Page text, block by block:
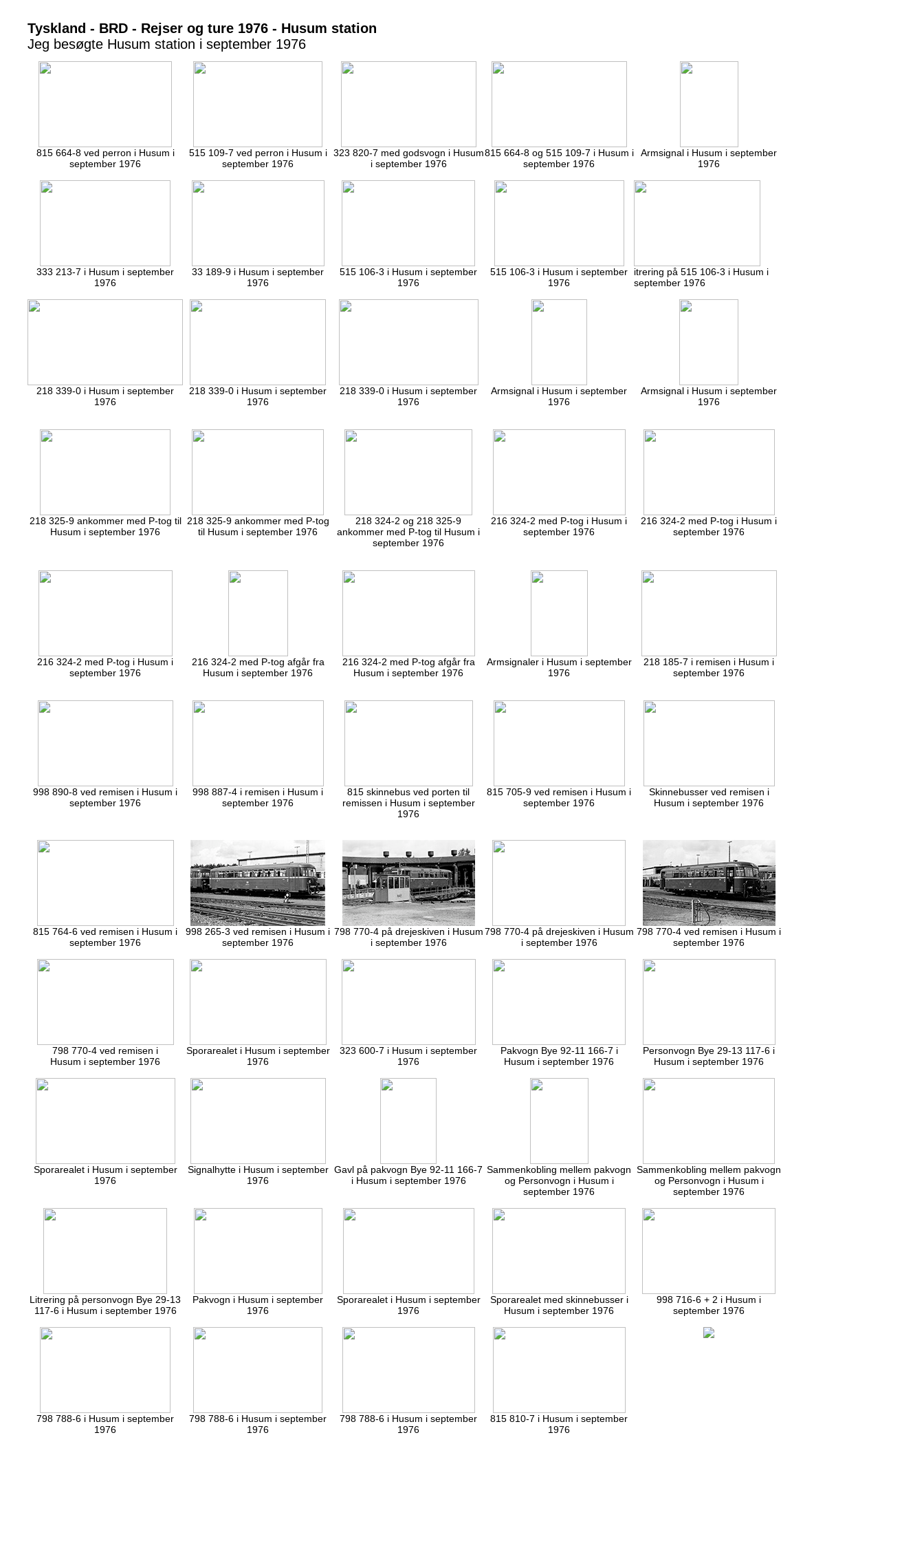
Tyskland - BRD - Rejser og ture 1976 - Husum station
Jeg besøgte Husum station i september 1976
815 664-8 ved perron i Husum i
september 1976
515 109-7 ved perron i Husum i
september 1976
323 820-7 med godsvogn i Husum
i september 1976
815 664-8 og 515 109-7 i Husum i
september 1976
Armsignal i Husum i september
1976
333 213-7 i Husum i september
1976
33 189-9 i Husum i september
1976
515 106-3 i Husum i september
1976
515 106-3 i Husum i september
1976
itrering på 515 106-3 i Husum i
september 1976
218 339-0 i Husum i september
1976
218 339-0 i Husum i september
1976
218 339-0 i Husum i september
1976
Armsignal i Husum i september
1976
Armsignal i Husum i september
1976
218 325-9 ankommer med P-tog til
Husum i september 1976
218 325-9 ankommer med P-tog
til Husum i september 1976
218 324-2 og 218 325-9
ankommer med P-tog til Husum i
september 1976
216 324-2 med P-tog i Husum i
september 1976
216 324-2 med P-tog i Husum i
september 1976
216 324-2 med P-tog i Husum i
september 1976
216 324-2 med P-tog afgår fra
Husum i september 1976
216 324-2 med P-tog afgår fra
Husum i september 1976
Armsignaler i Husum i september
1976
218 185-7 i remisen i Husum i
september 1976
998 890-8 ved remisen i Husum i
september 1976
998 887-4 i remisen i Husum i
september 1976
815 skinnebus ved porten til
remissen i Husum i september
1976
815 705-9 ved remisen i Husum i
september 1976
Skinnebusser ved remisen i
Husum i september 1976
815 764-6 ved remisen i Husum i
september 1976
998 265-3 ved remisen i Husum i
september 1976
798 770-4 på drejeskiven i Husum
i september 1976
798 770-4 på drejeskiven i Husum
i september 1976
798 770-4 ved remisen i Husum i
september 1976
798 770-4 ved remisen i
Husum i september 1976
Sporarealet i Husum i september
1976
323 600-7 i Husum i september
1976
Pakvogn Bye 92-11 166-7 i
Husum i september 1976
Personvogn Bye 29-13 117-6 i
Husum i september 1976
Sporarealet i Husum i september
1976
Signalhytte i Husum i september
1976
Gavl på pakvogn Bye 92-11 166-7
i Husum i september 1976
Sammenkobling mellem pakvogn
og Personvogn i Husum i
september 1976
Sammenkobling mellem pakvogn
og Personvogn i Husum i
september 1976
Litrering på personvogn Bye 29-13
117-6 i Husum i september 1976
Pakvogn i Husum i september
1976
Sporarealet i Husum i september
1976
Sporarealet med skinnebusser i
Husum i september 1976
998 716-6 + 2 i Husum i
september 1976
798 788-6 i Husum i september
1976
798 788-6 i Husum i september
1976
798 788-6 i Husum i september
1976
815 810-7 i Husum i september
1976